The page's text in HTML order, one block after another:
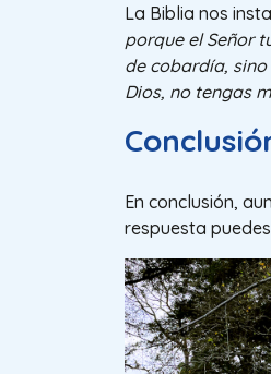
La Biblia nos
porque el Señor
de cobardía,
Dios, no tengas
En conclusión,
respuesta